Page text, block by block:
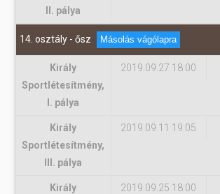
II. pálya
14. osztály - ősz Másolás vágólapra
Király
Sportlétesítmény,
I. pálya
2019.09.27 18:00
Király
Sportlétesítmény,
III. pálya
2019.09.11 19:05
Király
2019.09.25 18:00